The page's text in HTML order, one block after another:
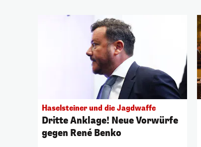
Haselsteiner und die Jagdwaffe
Dritte Anklage! Neue Vorwürfe
gegen René Benko